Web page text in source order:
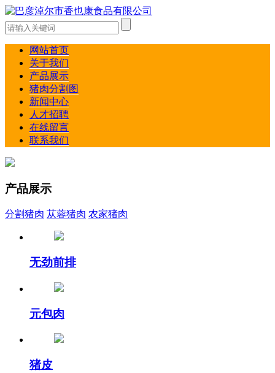
网站首页
关于我们
产品展示
猪肉分割图
新闻中心
人才招聘
在线留言
联系我们
产品展示
分割猪肉 苁蓉猪肉 农家猪肉
无劲前排
元包肉
猪皮